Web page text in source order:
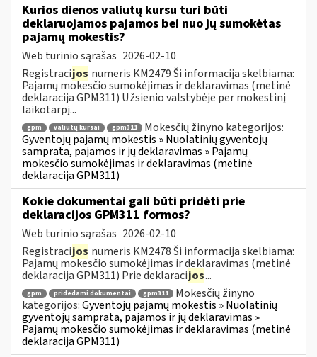
Kurios dienos valiutų kursu turi būti
deklaruojamos pajamos bei nuo jų sumokėtas
pajamų mokestis?
Web turinio sąrašas 2026-02-10
Registracijos numeris KM2479 Ši informacija skelbiama:
Pajamų mokesčio sumokėjimas ir deklaravimas (metinė
deklaracija GPM311) Užsienio valstybėje per mokestinį
laikotarpį...
gpm valiutų kursai gpm311
Mokesčių žinyno kategorijos:
Gyventojų pajamų mokestis » Nuolatinių gyventojų
samprata, pajamos ir jų deklaravimas » Pajamų
mokesčio sumokėjimas ir deklaravimas (metinė
deklaracija GPM311)
Kokie dokumentai gali būti pridėti prie
deklaracijos GPM311 formos?
Web turinio sąrašas 2026-02-10
Registracijos numeris KM2478 Ši informacija skelbiama:
Pajamų mokesčio sumokėjimas ir deklaravimas (metinė
deklaracija GPM311) Prie deklaracijos...
gpm pridedami dokumentai gpm311
Mokesčių žinyno
kategorijos:Gyventojų pajamų mokestis » Nuolatinių
gyventojų samprata, pajamos ir jų deklaravimas »
Pajamų mokesčio sumokėjimas ir deklaravimas (metinė
deklaracija GPM311)